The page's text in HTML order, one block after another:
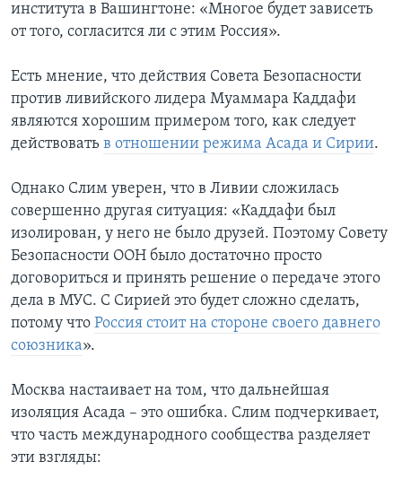
института в Вашингтоне: «Многое будет зависеть
от того, согласится ли с этим Россия».
Есть мнение, что действия Совета Безопасности
против ливийского лидера Муаммара Каддафи
являются хорошим примером того, как следует
действовать в отношении режима Асада и Сирии.
Однако Слим уверен, что в Ливии сложилась
совершенно другая ситуация: «Каддафи был
изолирован, у него не было друзей. Поэтому Совету
Безопасности ООН было достаточно просто
договориться и принять решение о передаче этого
дела в МУС. С Сирией это будет сложно сделать,
потому что Россия стоит на стороне своего давнего
союзника».
Москва настаивает на том, что дальнейшая
изоляция Асада – это ошибка. Слим подчеркивает,
что часть международного сообщества разделяет
эти взгляды: